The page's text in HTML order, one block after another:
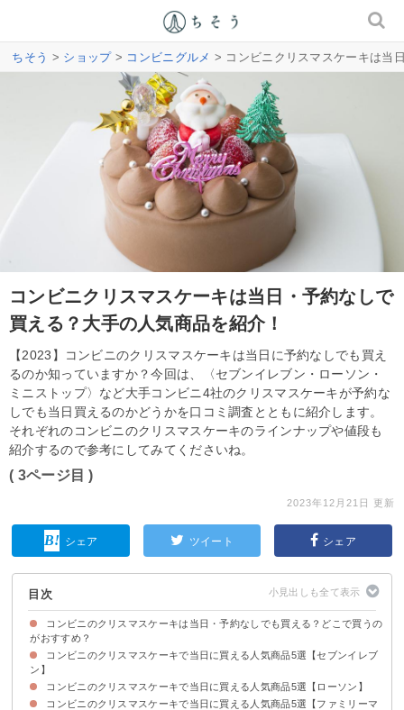
ちそう > ショップ> コンビニグルメ > コンビニクリスマスケーキは当
コンビニクリスマスケーキは当日・予約なしで
買える？大手の人気商品を紹介！
【2023】コンビニのクリスマスケーキは当日に予約なしでも買え
るのか知っていますか？今回は、〈セブンイレブン・ローソン・
ミニストップ〉など大手コンビニ4社のクリスマスケーキが予約な
しでも当日買えるのかどうかを口コミ調査とともに紹介します。
それぞれのコンビニのクリスマスケーキのラインナップや値段も
紹介するので参考にしてみてくださいね。
( 3ページ目 )
2023年12月21日 更新
シェア ツイート シェア
目次
コンビニのクリスマスケーキは当日・予約なしでも買える？どこで買うの
がおすすめ？
店舗によっては当日・予約なしでも購入できる
食品ロス対策のためクリスマスケーキの当日販売は縮小している
店舗によっては安売りされて半額などで買えることもある
コンビニのクリスマスケーキで当日に買える人気商品5選【セブンイレブ
ン】
①gelato pique ブラウンベアの焦がしバターキャラメルケーキ（税込4309
円）
②MAISON CACAO監修 CHOCOLAT NOEL2021（ショコラ ノエル）（税
込4730円）
③ガトー・フレーズ4号（税込2354円）
④クリスマスかまくら（税込2678円）
⑤イタリア栗のモンブラン（税込3218円）
コンビニのクリスマスケーキで当日に買える人気商品5選【ローソン】
①「鬼滅の刃」炭治郎・禰豆子・善逸・伊之助のクリスマスケーキ 4号（税
②Uchi Café クリスマスバスチー バスク風チーズケーキ‐ 5号（税込2800
③Uchi cafe×GODIVA ノエルショコラ 4号（税込4950円）
④ブッシュ・ド・ノエル（税込3500円）
⑤絹泡クリームの苺ショート（税込320円）
コンビニのクリスマスケーキで当日に買える人気商品5選【ファミリーマ